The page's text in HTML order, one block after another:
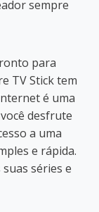
sempre
para
TV Stick tem
é uma
desfrute
a uma
e rápida.
séries e